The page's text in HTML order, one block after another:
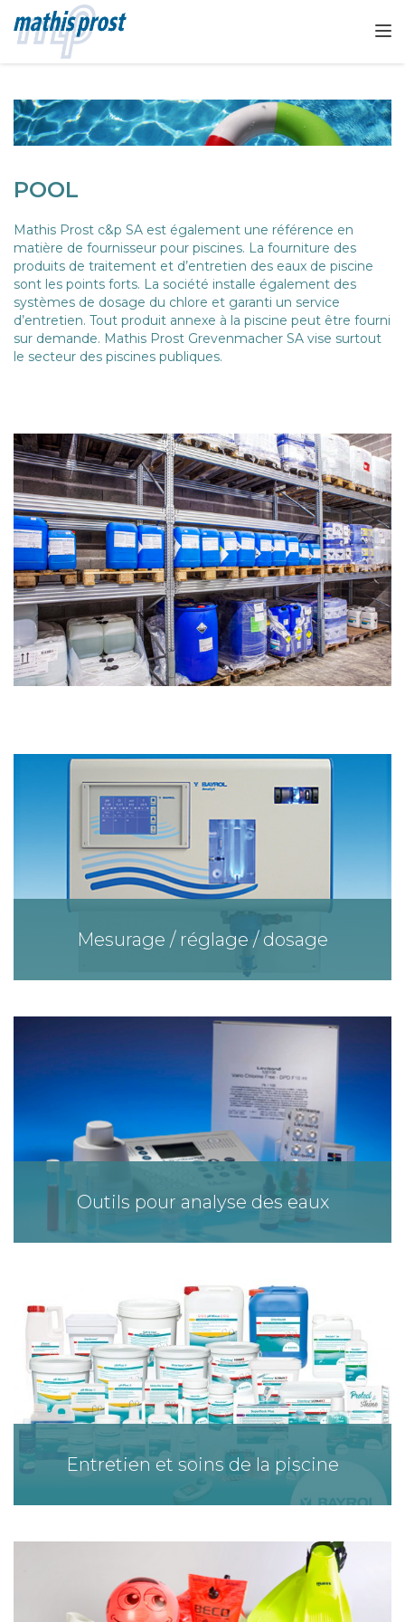
POOL
Mathis Prost c&p SA est également une référence en
matière de fournisseur pour piscines. La fourniture des
produits de traitement et d’entretien des eaux de piscine
sont les points forts. La société installe également des
systèmes de dosage du chlore et garanti un service
d’entretien. Tout produit annexe à la piscine peut être fourni
sur demande. Mathis Prost Grevenmacher SA vise surtout
le secteur des piscines publiques.
Mesurage / réglage / dosage
Outils pour analyse des eaux
Entretien et soins de la piscine